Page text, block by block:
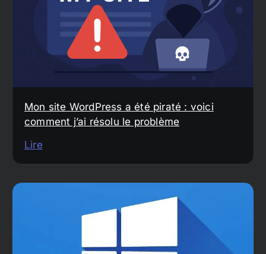
Mon site WordPress a été piraté : voici
comment j’ai résolu le problème
Lire